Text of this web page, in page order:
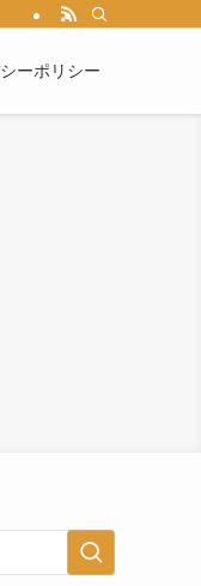
ーポリシー